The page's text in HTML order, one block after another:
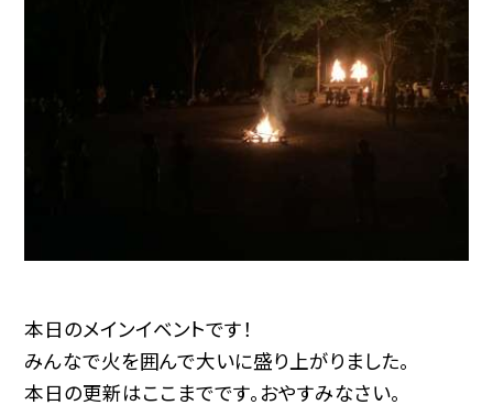
本日のメインイベントです！
みんなで火を囲んで大いに盛り上がりました。
本日の更新はここまでです。おやすみなさい。